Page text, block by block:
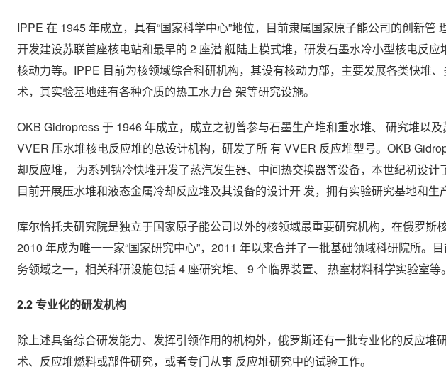
IPPE 在 1945 年成立，具有“国家科学中心”地位，目前隶属国家原子能公司的创新
开发建设苏联首座核电站和最早的 2 座潜 艇陆上模式堆，研发石墨水冷小型核电反
核动力等。IPPE 目前为核领域综合科研机构，其设有核动力部，主要发展各类快堆
术，其实验基地建有各种介质的热工水力台 架等研究设施。
OKB Gidropress 于 1946 年成立，成立之初曾参与石墨生产堆和重水堆、 研究堆以
VVER 压水堆核电反应堆的总设计机构，研发了所 有 VVER 反应堆型号。OKB
却反应堆， 为系列钠冷快堆开发了蒸汽发生器、中间热交换器等设备，本世纪初设
目前开展压水堆和液态金属冷却反应堆及其设备的设计开 发，拥有实验研究基地和生
库尔恰托夫研究院是独立于国家原子能公司以外的核领域最重要研究机构，在俄罗斯
2010 年成为唯一一家“国家研究中心”，2011 年以来合并了一批基础领域科研院所。
务领域之一，相关科研设施包括 4 座研究堆、 9 个临界装置、 热室材料科学实验室等。
2.2 专业化的研发机构
除上述具备综合研发能力、发挥引领作用的机构外，俄罗斯还有一批专业化的反应堆
术、反应堆燃料或部件研究，或者专门从事 反应堆研究中的试验工作。